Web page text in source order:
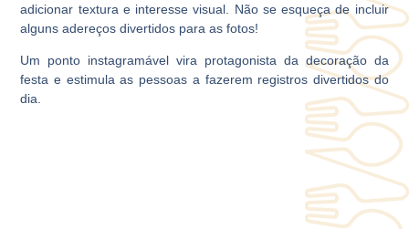
adicionar textura e interesse visual. Não se esqueça de incluir
alguns adereços divertidos para as fotos!
Um ponto instagramável vira protagonista da decoração da
festa e estimula as pessoas a fazerem registros divertidos do
dia.